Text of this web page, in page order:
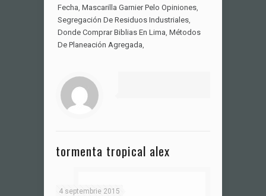
Fecha, Mascarilla Garnier Pelo Opiniones,
Segregación De Residuos Industriales,
Donde Comprar Biblias En Lima, Métodos
De Planeación Agregada,
tormenta tropical alex
4 septembrie 2015